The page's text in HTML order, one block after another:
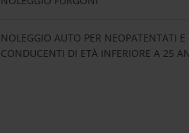
NOLEGGIO AUTO PER NEOPATENTATI E
CONDUCENTI DI ETÀ INFERIORE A 25